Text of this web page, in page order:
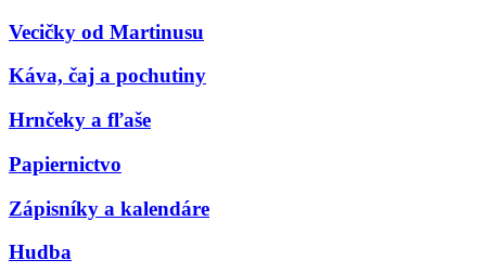
Vecičky od Martinusu
Káva, čaj a pochutiny
Hrnčeky a fľaše
Papiernictvo
Zápisníky a kalendáre
Hudba